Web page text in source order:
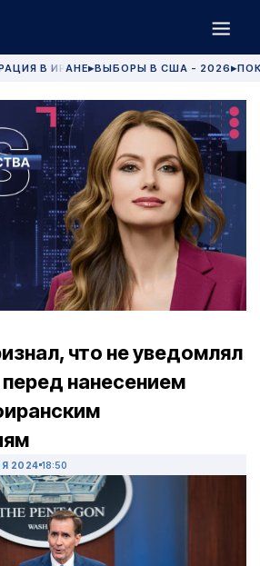
В ИРАНЕ▶ВЫБОРЫ В США - 2026 ▶
что не уведомлял
нанесением
2024 18:50